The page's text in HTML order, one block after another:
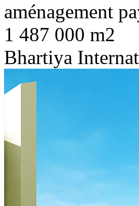
aménagement
1 487 000 m2
Bhartiya